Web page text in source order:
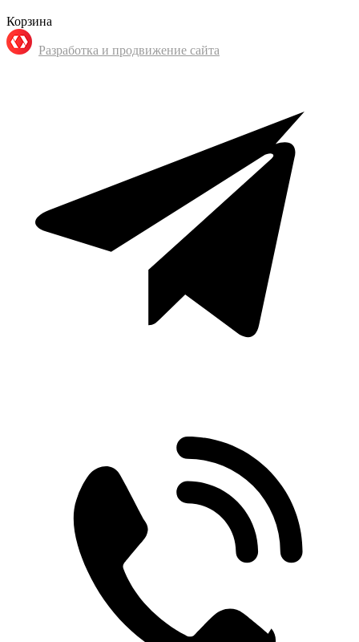
Корзина
Разработка и продвижение сайта